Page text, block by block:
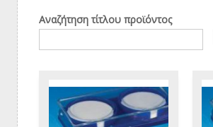
Αναζήτηση τίτλου προϊόντος